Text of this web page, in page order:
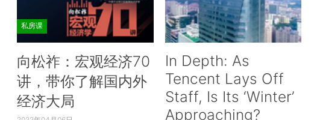
私房课
向松祚：宏观经济70
讲，带你了解国内外
经济大局
In Depth: As
Tencent Lays Off
Staff, Is Its ‘Winter’
Approaching?